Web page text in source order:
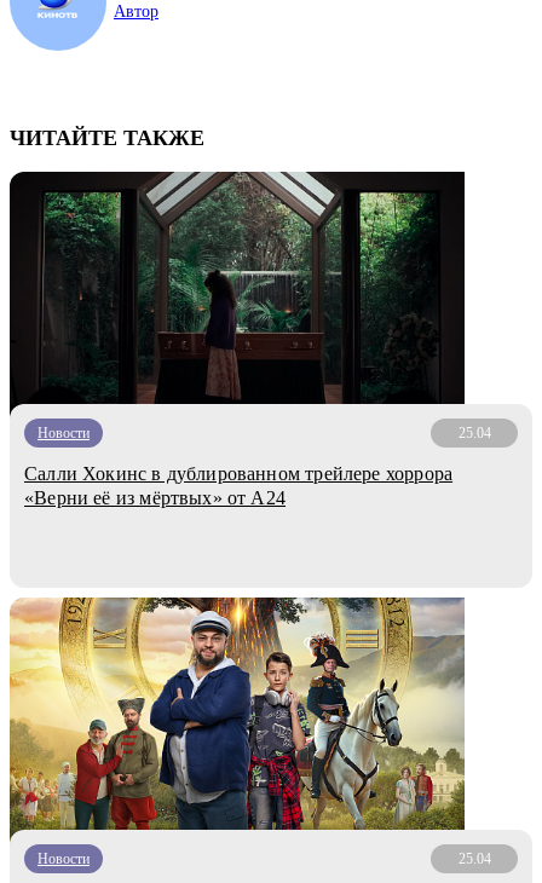
Автор
ЧИТАЙТЕ ТАКЖЕ
Новости 25.04
Салли Хокинс в дублированном трейлере хоррора
«Верни её из мёртвых» от A24
Новости 25.04